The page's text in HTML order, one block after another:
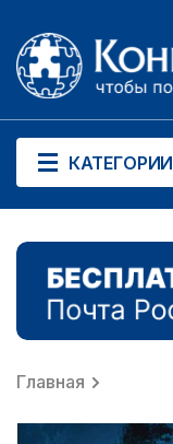
КАТЕГОРИИ
Главная